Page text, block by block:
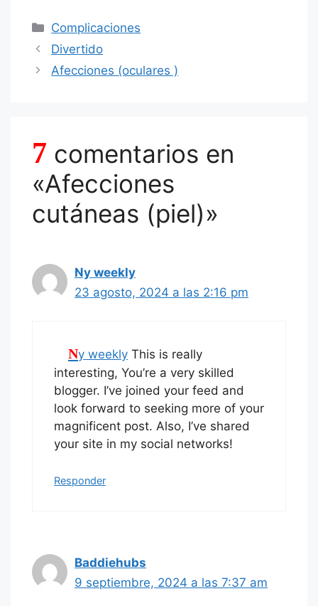
e
b
o
l
e
st
p
m
p
ar
Categorías
Complicaciones
Divertido
Afecciones (oculares )
7 comentarios en
«Afecciones
cutáneas (piel)»
Ny weekly
23 agosto, 2024 a las 2:16 pm
Ny weekly This is really
interesting, You’re a very skilled
blogger. I’ve joined your feed and
look forward to seeking more of your
magnificent post. Also, I’ve shared
your site in my social networks!
Responder
Baddiehubs
9 septiembre, 2024 a las 7:37 am